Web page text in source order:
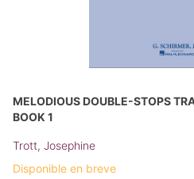
MELODIOUS DOUBLE-STOPS
BOOK 1
Trott, Josephine
Disponible en breve